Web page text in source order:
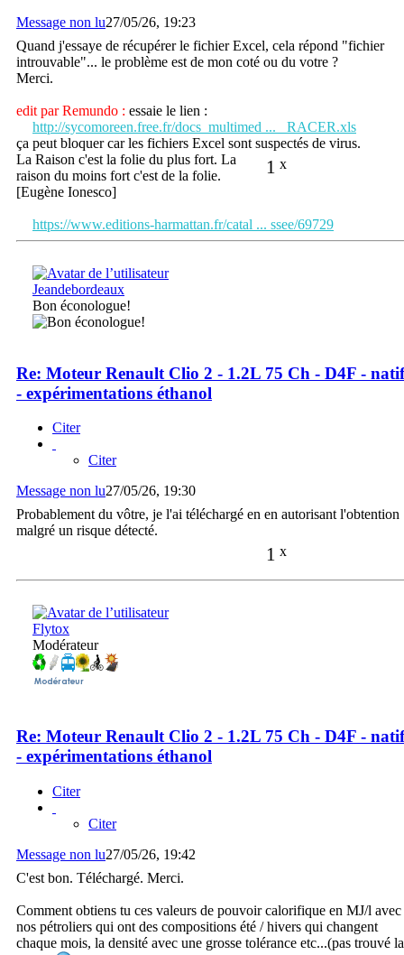
Message non lu27/05/26, 19:23
Quand j'essaye de récupérer le fichier Excel, cela répond "fichier
introuvable"... le problème est de mon coté ou du votre ?
Merci.
edit par Remundo : essaie le lien :
http://sycomoreen.free.fr/docs_multimed ... _RACER.xls
ça peut bloquer car les fichiers Excel sont suspectés de virus.
1 x
La Raison c'est la folie du plus fort. La
raison du moins fort c'est de la folie.
[Eugène Ionesco]
https://www.editions-harmattan.fr/catal ... ssee/69729
Jeandebordeaux
Bon éconologue!
Re: Moteur Renault Clio 2 - 1.2L 75 Ch - D4F - natif
- expérimentations éthanol
Citer
Citer
Message non lu27/05/26, 19:30
Probablement du vôtre, je l'ai téléchargé en en autorisant l'obtention
malgré un risque détecté.
1 x
Flytox
Modérateur
Re: Moteur Renault Clio 2 - 1.2L 75 Ch - D4F - natif
- expérimentations éthanol
Citer
Citer
Message non lu27/05/26, 19:42
C'est bon. Téléchargé. Merci.
Comment obtiens tu ces valeurs de pouvoir calorifique en MJ/l avec
nos pétroliers qui ont des compositions été / hivers qui changent
chaque mois, la densité avec une grosse tolérance etc...(pas trouvé la